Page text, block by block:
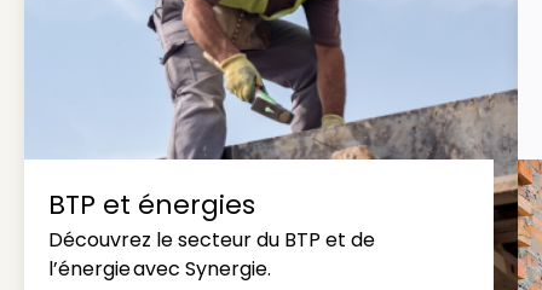
BTP et énergies
Découvrez le secteur du BTP et de
l’énergie avec Synergie.